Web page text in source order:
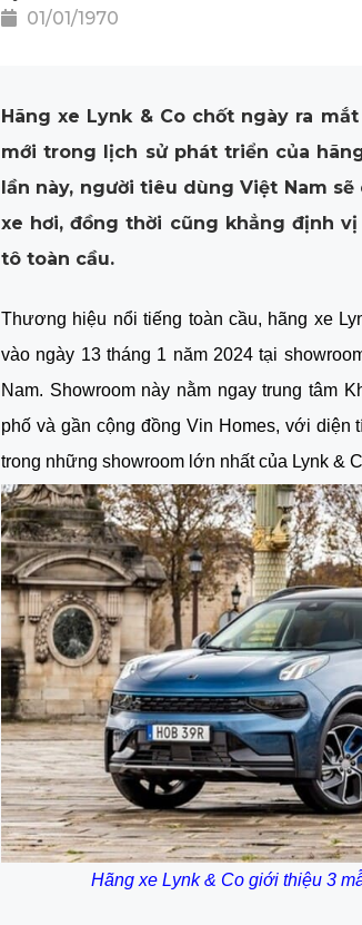
01/01/1970
Hãng xe Lynk & Co chốt ngày ra
mới trong lịch sử phát triển của
lần này, người tiêu dùng Việt Nam
xe hơi, đồng thời cũng khẳng định
tô toàn cầu.
Thương hiệu nổi tiếng toàn cầu, hãng xe
vào ngày 13 tháng 1 năm 2024 tại
Nam. Showroom này nằm ngay trung tâm
phố và gần cộng đồng Vin Homes, với diện
trong những showroom lớn nhất của Lynk &
Hãng xe Lynk & Co giới thiệu 3